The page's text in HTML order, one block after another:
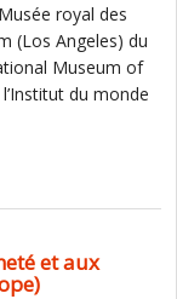
royal des
(Los Angeles) du
Museum of
du monde
et aux